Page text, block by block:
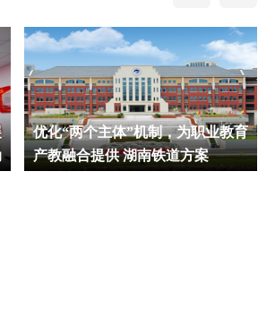
优化“两个主体”机制，为职业教育
产教融合提供 湖南铁道方案